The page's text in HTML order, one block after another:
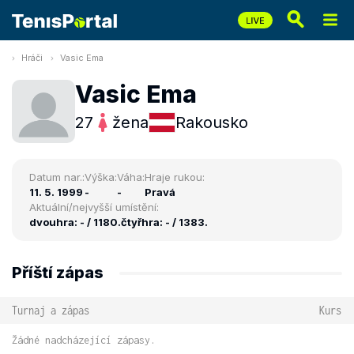
Hráči Vasic Ema
Vasic Ema
27 žena Rakousko
Datum nar.:
11. 5. 1999
Výška:
-
Váha:
-
Hraje rukou:
Pravá
Aktuální/nejvyšší umístění:
dvouhra: - / 1180.čtyřhra: - / 1383.
Příští zápas
Turnaj a zápas Kurs
Žádné nadcházející zápasy.